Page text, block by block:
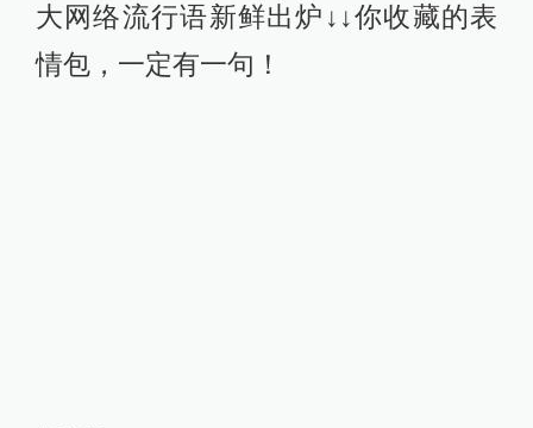
大网络流行语新鲜出炉↓↓你收藏的表
情包，一定有一句！